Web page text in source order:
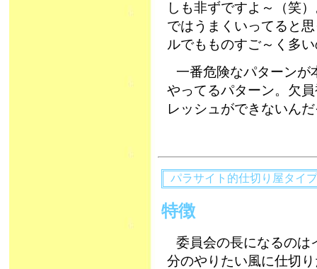
しも非ずですよ～（笑
ではうまくいってると
ルでもものすご～く多
一番危険なパターンが
やってるパターン。欠
レッシュができないん
パラサイト的仕切り屋タイプ
特徴
委員会の長になるのは
分のやりたい風に仕切